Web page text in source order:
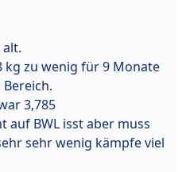
kg zu wenig für 9 Monate
3,785
auf BWL isst aber muss
sehr wenig kämpfe viel